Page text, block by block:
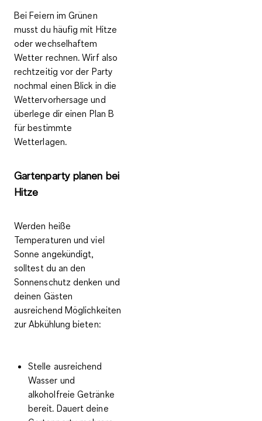
Bei Feiern im Grünen
musst du häufig mit Hitze
oder wechselhaftem
Wetter rechnen. Wirf also
rechtzeitig vor der Party
nochmal einen Blick in die
Wettervorhersage und
überlege direinen Plan B
für bestimmte
Wetterlagen.
Gartenparty planen bei
Hitze
Werden heiße
Temperaturen und viel
Sonne angekündigt,
solltest du an den
Sonnenschutz denken und
deinen Gästen
ausreichend Möglichkeiten
zur Abkühlung bieten:
Stelle ausreichend
Wasser und
alkoholfreie Getränke
bereit. Dauert deine